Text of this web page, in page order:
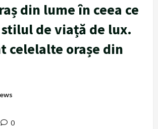
din lume în ceea ce
de viață de lux.
celelalte orașe din
0